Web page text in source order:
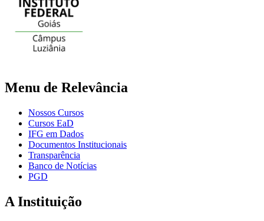
Menu de Relevância
Nossos Cursos
Cursos EaD
IFG em Dados
Documentos Institucionais
Transparência
Banco de Notícias
PGD
A Instituição